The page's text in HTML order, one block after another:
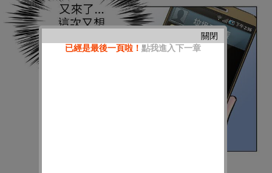
關閉
已經是最後一頁啦！ 點我進入下一章